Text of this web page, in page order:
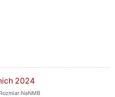
2024
NaNMB